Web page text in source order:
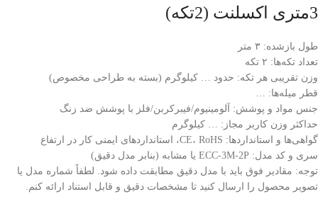
3متری اکسلنت (2تکه)
طول بازشده: ۳ متر
تعداد تکه‌ها: ۲ تکه
وزن تقریبی هر تکه: حدود … کیلوگرم (بسته به طراحی مخصوص)
قطر میله‌ها: …
جنس مواد و پوشش: آلومینیوم/فیبرکربن/فلز با پوشش ضد زنگ
حداکثر وزن کاربر مجاز: … کیلوگرم
گواهی‌ها و استانداردها: CE، RoHS، استانداردهای ایمنی کار در ارتفاع
سری و کد مدل: ECC-3M-2P یا مشابه (بنابر مدل دقیق)
توجه: مقادیر فوق باید با مدل دقیق مطابقت داده شود. لطفاً شماره مدل یا
تصویر محصول را ارسال کنید تا مشخصات دقیق و قابل استناد ارائه کنم.